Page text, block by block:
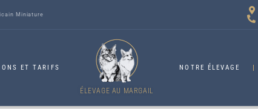
Miniature
ET TARIFS
ÉLEVAGE AU MARGAIL
NOTRE ÉLEVAGE